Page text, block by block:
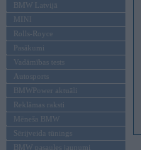
BMW Latvijā
MINI
Rolls-Royce
Pasākumi
Vadāmības tests
Autosports
BMWPower aktuāli
Reklāmas raksti
Mēneša BMW
Sērijveida tūnings
BMW pasaules jaunumi